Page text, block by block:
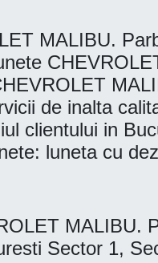
MALIBU.
de inalta
clientului in
luneta cu
MALIBU.
Sector 1,